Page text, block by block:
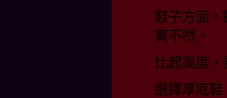
鞋子方面
實不然。
比起高度
選擇厚底